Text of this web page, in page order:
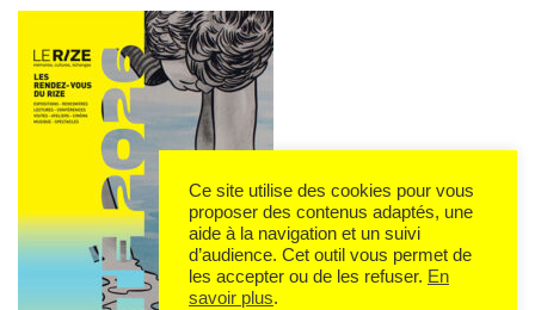
Ce site utilise des cookies pour vous
proposer des contenus adaptés, une
aide à la navigation et un suivi
d’audience. Cet outil vous permet de
les accepter ou de les refuser. En
savoir plus.